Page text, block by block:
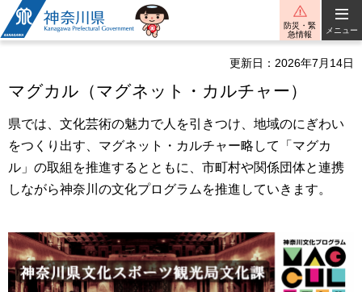
神奈川県
防災・緊
急情報
メニュー
更新日：2026年7月14日
マグカル（マグネット・カルチャー）
県では、文化芸術の魅力で人を引きつけ、地域のにぎわい
をつくり出す、マグネット・カルチャー略して「マグカ
ル」の取組を推進するとともに、市町村や関係団体と連携
しながら神奈川の文化プログラムを推進していきます。